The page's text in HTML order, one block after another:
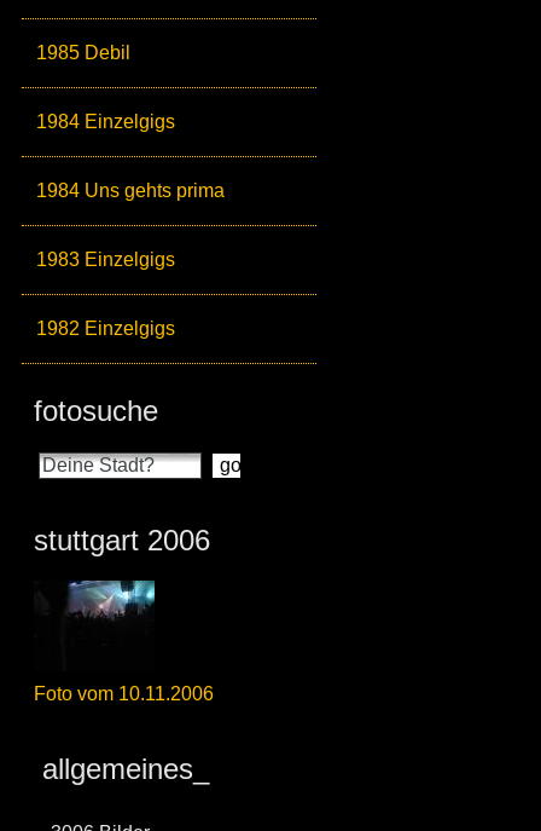
1985 Debil
1984 Einzelgigs
1984 Uns gehts prima
1983 Einzelgigs
1982 Einzelgigs
fotosuche
stuttgart 2006
Foto vom 10.11.2006
allgemeines_